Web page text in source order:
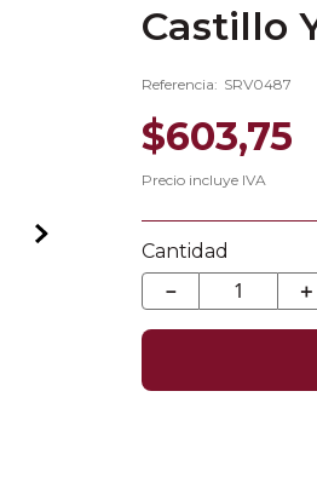
Castillo
Referencia: SRV0487
$603,75
Precio incluye IVA
Cantidad
＋
－
bramare
pazo señorans
9
brancaia